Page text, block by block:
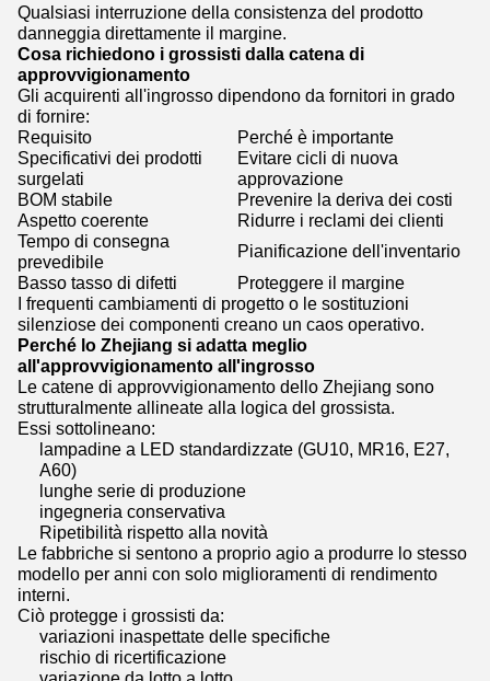
Qualsiasi interruzione della consistenza del prodotto
danneggia direttamente il margine.
Cosa richiedono i grossisti dalla catena di
approvvigionamento
Gli acquirenti all'ingrosso dipendono da fornitori in grado
di fornire:
Requisito
Perché è importante
Specificativi dei prodotti
surgelati
Evitare cicli di nuova
approvazione
BOM stabile
Prevenire la deriva dei costi
Aspetto coerente
Ridurre i reclami dei clienti
Tempo di consegna
prevedibile
Pianificazione dell'inventario
Basso tasso di difetti
Proteggere il margine
I frequenti cambiamenti di progetto o le sostituzioni
silenziose dei componenti creano un caos operativo.
Perché lo Zhejiang si adatta meglio
all'approvvigionamento all'ingrosso
Le catene di approvvigionamento dello Zhejiang sono
strutturalmente allineate alla logica del grossista.
Essi sottolineano:
lampadine a LED standardizzate (GU10, MR16, E27,
A60)
lunghe serie di produzione
ingegneria conservativa
Ripetibilità rispetto alla novità
Le fabbriche si sentono a proprio agio a produrre lo stesso
modello per anni con solo miglioramenti di rendimento
interni.
Ciò protegge i grossisti da:
variazioni inaspettate delle specifiche
rischio di ricertificazione